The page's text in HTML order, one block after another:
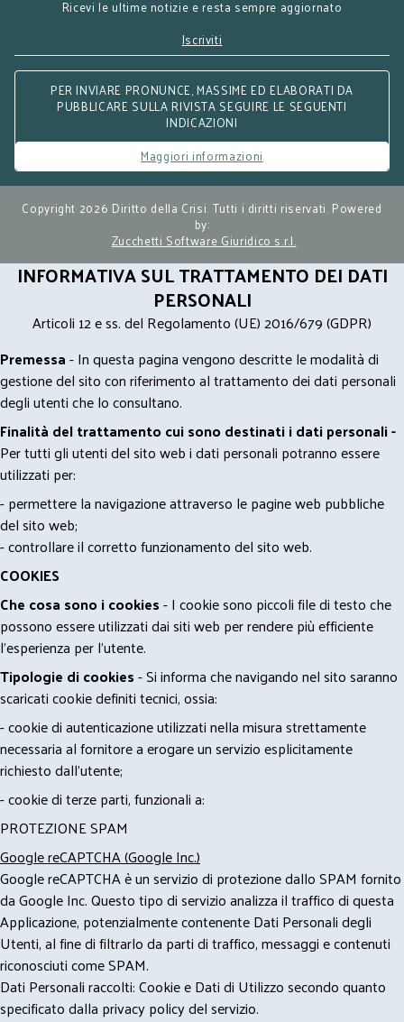
Ricevi le ultime notizie e resta sempre aggiornato
Iscriviti
PER INVIARE PRONUNCE, MASSIME ED ELABORATI DA
PUBBLICARE SULLA RIVISTA SEGUIRE LE SEGUENTI
INDICAZIONI
Maggiori informazioni
Copyright 2026 Diritto della Crisi. Tutti i diritti riservati. Powered
by:
Zucchetti Software Giuridico s.r.l.
INFORMATIVA SUL TRATTAMENTO DEI DATI
PERSONALI
Articoli 12 e ss. del Regolamento (UE) 2016/679 (GDPR)
Premessa- In questa pagina vengono descritte le modalità di
gestione del sito con riferimento al trattamento dei dati personali
degli utenti che lo consultano.
Finalità del trattamento cui sono destinati i dati personali -
Per tutti gli utenti del sito web i dati personali potranno essere
utilizzati per:
- permettere la navigazione attraverso le pagine web pubbliche
del sito web;
- controllare il corretto funzionamento del sito web.
COOKIES
Che cosa sono i cookies- I cookie sono piccoli file di testo che
possono essere utilizzati dai siti web per rendere più efficiente
l'esperienza per l'utente.
Tipologie di cookies- Si informa che navigando nel sito saranno
scaricati cookie definiti tecnici, ossia:
- cookie di autenticazione utilizzati nella misura strettamente
necessaria al fornitore a erogare un servizio esplicitamente
richiesto dall'utente;
- cookie di terze parti, funzionali a:
PROTEZIONE SPAM
Google reCAPTCHA (Google Inc.)
Google reCAPTCHA è un servizio di protezione dallo SPAM fornito
da Google Inc. Questo tipo di servizio analizza il traffico di questa
Applicazione, potenzialmente contenente Dati Personali degli
Utenti, al fine di filtrarlo da parti di traffico, messaggi e contenuti
riconosciuti come SPAM.
Dati Personali raccolti: Cookie e Dati di Utilizzo secondo quanto
specificato dalla privacy policy del servizio.